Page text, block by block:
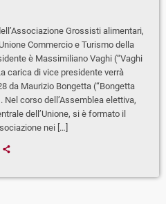
Grossisti alimentari,
Commercio e Turismo della
è Massimiliano Vaghi (“Vaghi
carica di vice presidente verrà
da Maurizio Bongetta (“Bongetta
Nel corso dell’Assemblea elettiva,
dell’Unione, si è formato il
nei […]